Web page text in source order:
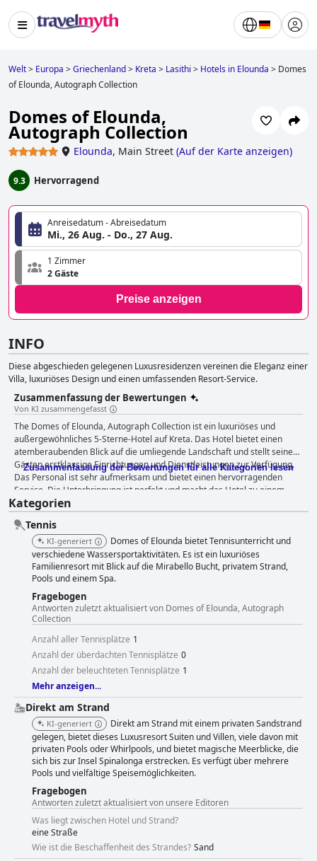
Welt> Europa >Griechenland> Kreta > Lasithi > Hotels in Elounda > Domes
of Elounda, Autograph Collection
Domes of Elounda,
Autograph Collection
Elounda, Main Street (Auf der Karte anzeigen)
9.3 Hervorragend
Anreisedatum - Abreisedatum
Mi., 26 Aug. - Do., 27 Aug.
1 Zimmer
2 Gäste
Preise anzeigen
INFO
Diese abgeschieden gelegenen Luxusresidenzen vereinen die Eleganz einer
Villa, luxuriöses Design und einen umfassenden Resort-Service.
Zusammenfassung der Bewertungen
Von KI zusammengefasst
The Domes of Elounda, Autograph Collection ist ein luxuriöses und
außergewöhnliches 5-Sterne-Hotel auf Kreta. Das Hotel bietet einen
atemberaubenden Blick auf die umliegende Landschaft und stellt seinen
Gästen erstklassige Einrichtungen und Dienstleistungen zur Verfügung.
Das Personal ist sehr aufmerksam und bietet einen hervorragenden
Service. Die Unterbringung ist perfekt und macht das Hotel zu einem
Paradies auf Erden. Auch wenn einige Gäste anmerken, dass es nicht
ganz an ein typisches 5-Sterne-Erlebnis heranreicht, ist es für viele das
beste Resort auf Kreta. Insgesamt ist das Domes of Elounda eine Top-
Empfehlung für alle, die ein luxuriöses Resort-Erlebnis auf Kreta suchen.
Zusammenfassung der Bewertungen für alle Kategorien lesen
Kategorien
Tennis
KI-generiert
Domes of Elounda bietet Tennisunterricht und
verschiedene Wassersportaktivitäten. Es ist ein luxuriöses
Familienresort mit Blick auf die Mirabello Bucht, privatem Strand,
Pools und einem Spa.
Fragebogen
Antworten zuletzt aktualisiert von Domes of Elounda, Autograph
Collection
Anzahl aller Tennisplätze 1
Anzahl der überdachten Tennisplätze 0
Anzahl der beleuchteten Tennisplätze 1
Mehr anzeigen...
Direkt am Strand
KI-generiert
Direkt am Strand mit einem privaten Sandstrand
gelegen, bietet dieses Luxusresort Suiten und Villen, viele davon mit
privaten Pools oder Whirlpools, und bietet magische Meerblicke, die
sich bis zur Insel Spinalonga erstrecken. Es verfügt über mehrere
Pools und vielfältige Speisemöglichkeiten.
Fragebogen
Antworten zuletzt aktualisiert von unsere Editoren
Was liegt zwischen Hotel und Strand?
eine Straße
Wie ist die Beschaffenheit des Strandes? Sand